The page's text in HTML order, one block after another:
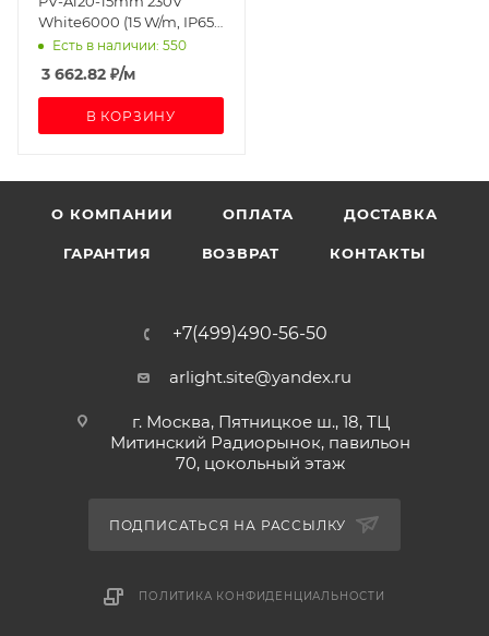
White6000 (15 W/m, IP65,
50m) (Arlight, -)
Есть в наличии: 550
3 662.82 ₽/м
В КОРЗИНУ
О КОМПАНИИ ОПЛАТА ДОСТАВКА
ГАРАНТИЯ ВОЗВРАТ КОНТАКТЫ
+7(499)490-56-50
arlight.site@yandex.ru
г. Москва, Пятницкое ш., 18, ТЦ
Митинский Радиорынок, павильон
70, цокольный этаж
ПОДПИСАТЬСЯ НА РАССЫЛКУ
ПОЛИТИКА КОНФИДЕНЦИАЛЬНОСТИ